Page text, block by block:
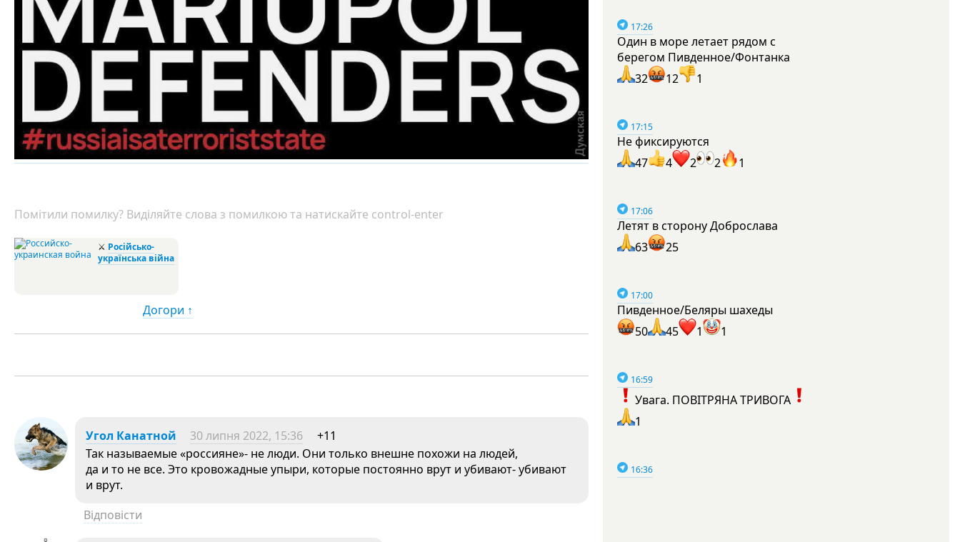
Помітили помилку? Виділяйте слова з помилкою та натискайте control-enter
⚔ Російсько-
українська війна
Догори ↑
Угол Канатной 30 липня 2022, 15:36
+11
Так называемые «россияне»- не люди. Они только внешне похожи на людей,
да и то не все. Это кровожадные упыри, которые постоянно врут и убивают- убивают
и врут.
Відповісти
17:26
Один в море летает рядом с
берегом Пивденное/Фонтанка
32
12 1
17:15
Не фиксируются
47
4 2 2 1
17:06
Летят в сторону Доброслава
63
25
17:00
Пивденное/Беляры шахеды
50
45 1 1
16:59
Увага. ПОВІТРЯНА ТРИВОГА
1
16:36